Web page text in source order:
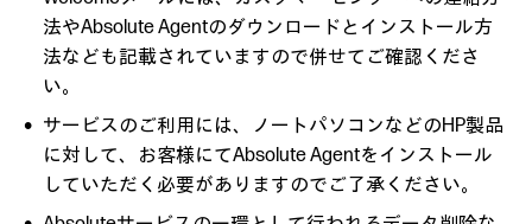
法やAbsolute Agentのダウンロードとインストール方
法なども記載されていますので併せてご確認くださ
い。
サービスのご利用には、ノートパソコンなどのHP製品
に対して、お客様にてAbsolute Agentをインストール
していただく必要がありますのでご了承ください。